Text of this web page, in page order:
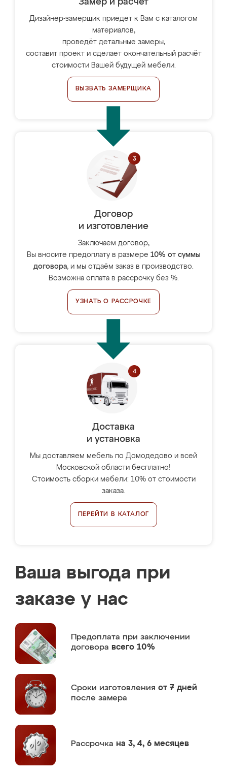
Замер и расчет
Дизайнер-замерщик приедет к Вам с каталогом
материалов,
проведёт детальные замеры,
составит проект и сделает окончательный расчёт
стоимости Вашей будущей мебели.
ВЫЗВАТЬ ЗАМЕРЩИКА
Договор
и изготовление
Заключаем договор,
Вы вносите предоплату в размере 10% от суммы
договора, и мы отдаём заказ в производство.
Возможна оплата в рассрочку без %.
УЗНАТЬ О РАССРОЧКЕ
Доставка
и установка
Мы доставляем мебель по Домодедово и всей
Московской области бесплатно!
Стоимость сборки мебели: 10% от стоимости
заказа.
ПЕРЕЙТИ В КАТАЛОГ
Ваша выгода при
заказе у нас
Предоплата при заключении
договора всего 10%
Сроки изготовления от 7 дней
после замера
Рассрочка на 3, 4, 6 месяцев